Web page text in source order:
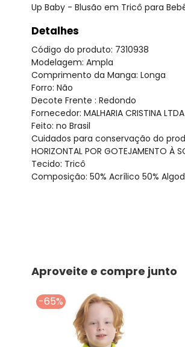
Up Baby - Blusão em Tricô para
Detalhes
Código do produto: 7310938
Modelagem: Ampla
Comprimento da Manga: Longa
Forro: Não
Decote Frente : Redondo
Fornecedor: MALHARIA CRISTINA
Feito: no Brasil
Cuidados para conservação do produto:
HORIZONTAL POR GOTEJAMENTO À
Tecido: Tricô
Composição: 50% Acrílico 50%
Aproveite e compre junto
-65%